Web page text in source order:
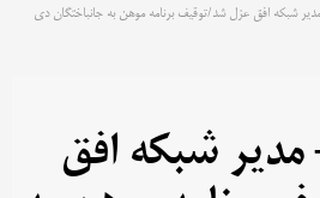
شبکه افق عزل شد/توقیف برنامه موهن به جانباختگان دی
شبکه افق